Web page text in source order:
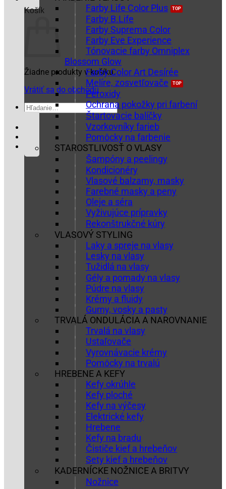
Košík
Žiadne produkty v košíku.
Vrátiť sa do obchodu
Hľadať:
Farby Life Color Plus
Farby B.Life
Farby Suprema Color
Farby Eve Experience
Tónovacie farby Omniplex
Blossom Glow
Farby Color Art Desírée
Melíre, zosvetľovače
Peroxidy
Ochrana pokožky pri farbení
Štartovacie balíčky
Vzorkovníky farieb
Pomôcky na farbenie
STAROSTLIVOSŤ O VLASY
Šampóny a peelingy
Kondicionéry
Vlasové balzamy, masky
Farebné masky a peny
Oleje a séra
Vyživujúce prípravky
Rekonštrukčné kúry
VLASOVÝ STYLING
Laky a spreje na vlasy
Lesky na vlasy
Tužidlá na vlasy
Gély a pomady na vlasy
Púdre na vlasy
Krémy a fluidy
Gumy, vosky a pasty
TRVALÁ ONDULÁCIA A NAROVNANIE
Trvalá na vlasy
Ustaľovače
Vyrovnávacie krémy
Pomôcky na trvalú
HREBENE A KEFY
Kefy okrúhle
Kefy ploché
Kefy na výčesy
Elektrické kefy
Hrebene
Kefy na bradu
Čističe kief a hrebeňov
Sety kief a hrebeňov
KADERNÍCKE NOŽNICE A BRITVY
Nožnice